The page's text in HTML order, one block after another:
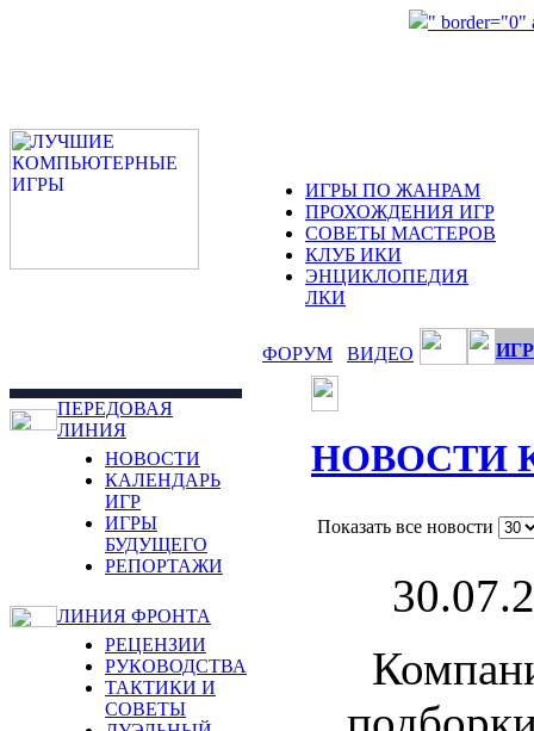
" border="0"
ИГРЫ ПО ЖАНРАМ
ПРОХОЖДЕНИЯ ИГР
СОВЕТЫ МАСТЕРОВ
КЛУБ ИКИ
ЭНЦИКЛОПЕДИЯ
ЛКИ
ФОРУМ ВИДЕО
ПЕРЕДОВАЯ
ЛИНИЯ
НОВОСТИ
КАЛЕНДАРЬ
ИГР
ИГРЫ
БУДУЩЕГО
РЕПОРТАЖИ
ЛИНИЯ ФРОНТА
РЕЦЕНЗИИ
РУКОВОДСТВА
ТАКТИКИ И
СОВЕТЫ
НОВОСТИ
Показать все новости